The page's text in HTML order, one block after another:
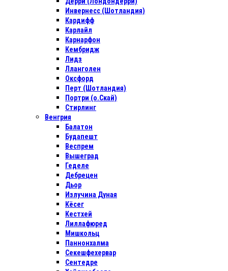
Инвернесс (Шотландия)
Кардифф
Карлайл
Карнарфон
Кембридж
Лидз
Лланголен
Оксфорд
Перт (Шотландия)
Портри (о.Скай)
Стирлинг
Венгрия
Балатон
Будапешт
Веспрем
Вышеград
Геделе
Дебрецен
Дьор
Излучина Дуная
Кёсег
Кестхей
Лиллафюред
Мишкольц
Паннонхалма
Секешфехервар
Сентедре